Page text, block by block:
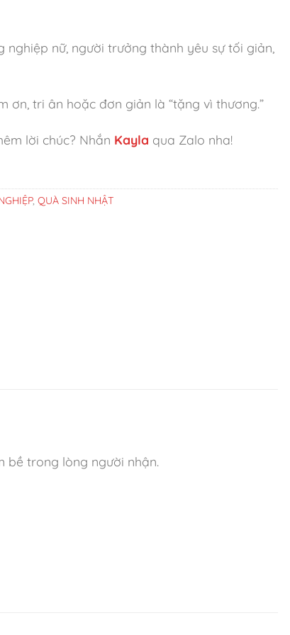
nghiệp nữ, người trưởng thành yêu sự tối giản,
ơn, tri ân hoặc đơn giản là “tặng vì thương.”
lời chúc? Nhắn Kayla qua Zalo nha!
, QUÀ SINH NHẬT
bề trong lòng người nhận.